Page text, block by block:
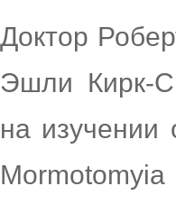
Доктор
Эшли Кирк-
на изучении